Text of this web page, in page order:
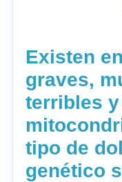
Existen
graves,
terribles
tipo de
genético